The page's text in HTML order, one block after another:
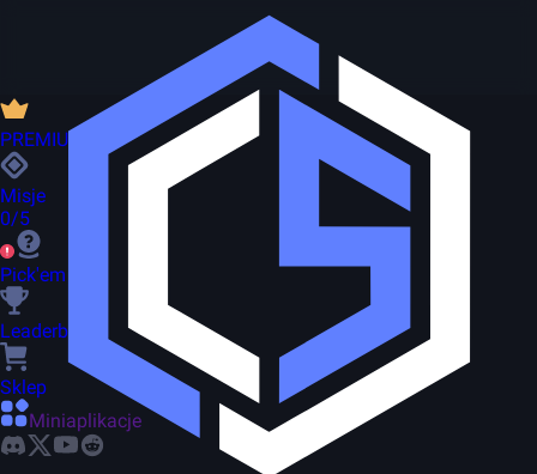
PREMIUM
Misje
0/5
Pick'em
Leaderboard
Sklep
Miniaplikacje